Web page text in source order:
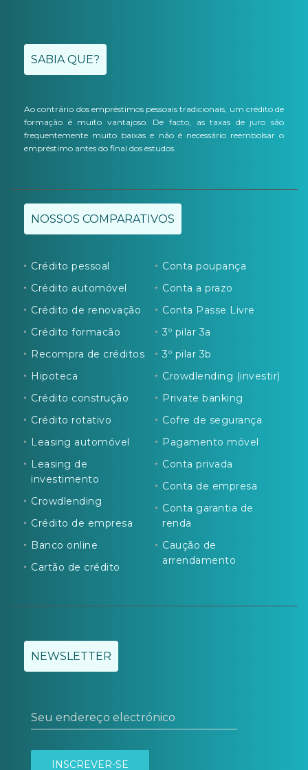
SABIA QUE?
Ao contrário dos empréstimos pessoais tradicionais, um crédito de
formação é muito vantajoso. De facto, as taxas de juro são
frequentemente muito baixas e não é necessário reembolsar o
empréstimo antes do final dos estudos.
NOSSOS COMPARATIVOS
Crédito pessoal
Crédito automóvel
Crédito de renovação
Crédito formacão
Recompra de créditos
Hipoteca
Crédito construção
Crédito rotativo
Leasing automóvel
Leasing de
investimento
Crowdlending
Crédito de empresa
Banco online
Cartão de crédito
Conta poupança
Conta a prazo
Conta Passe Livre
3º pilar 3a
3º pilar 3b
Crowdlending (investir)
Private banking
Cofre de segurança
Pagamento móvel
Conta privada
Conta de empresa
Conta garantia de
renda
Caução de
arrendamento
NEWSLETTER
Seu endereço electrónico
INSCREVER-SE